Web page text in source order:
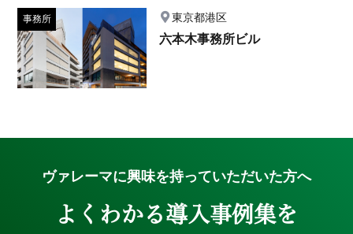
事務所 東京都港区
六本木事務所ビル
ヴァレーマに興味を持っていただいた方へ
よくわかる導入事例集を